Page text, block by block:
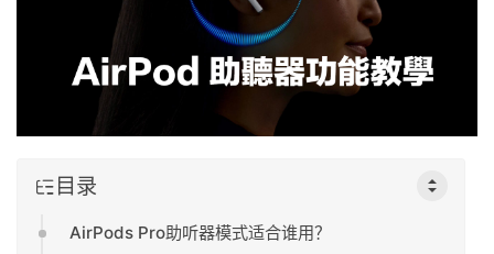
目录
AirPods Pro助听器模式适合谁用？